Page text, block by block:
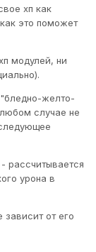
хп как
это поможет
модулей, ни
"бледно-желто-
случае не
рассчитывается
урона в
от его